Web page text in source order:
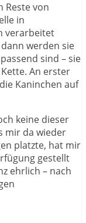
Reste von
in
verarbeitet
werden sie
sind – sie
An erster
Kaninchen auf
keine dieser
mir da wieder
platzte, hat mir
gestellt
ehrlich – nach